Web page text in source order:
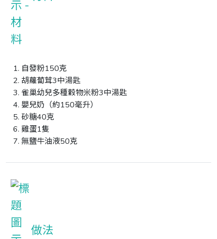
自發粉150克
胡蘿蔔茸3中湯匙
雀巢幼兒多種穀物米粉3中湯匙
嬰兒奶（約150毫升）
砂糖40克
雞蛋1隻
無鹽牛油液50克
做法